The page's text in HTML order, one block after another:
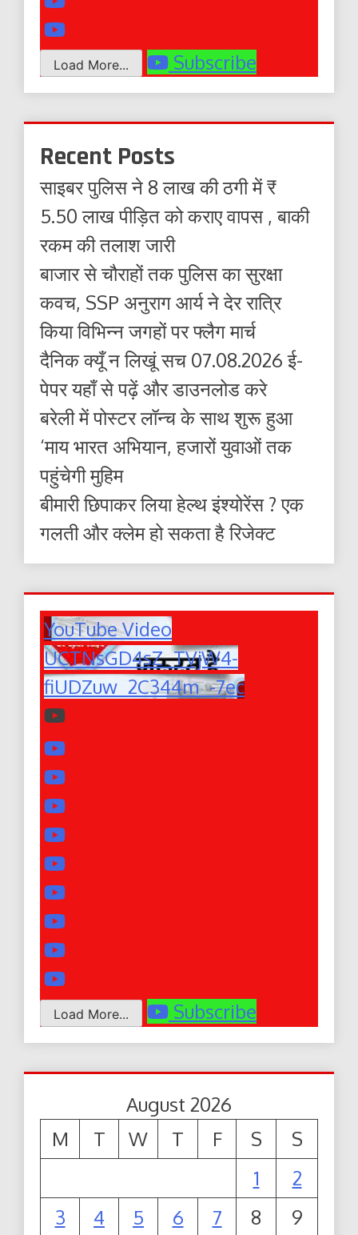
Load More... Subscribe
Recent Posts
साइबर पुलिस ने 8 लाख की ठगी में ₹
5.50 लाख पीड़ित को कराए वापस , बाकी
रकम की तलाश जारी
बाजार से चौराहों तक पुलिस का सुरक्षा
कवच, SSP अनुराग आर्य ने देर रात्रि
किया विभिन्न जगहों पर फ्लैग मार्च
दैनिक क्यूँ न लिखूं सच 07.08.2026 ई-
पेपर यहाँ से पढ़ें और डाउनलोड करे
बरेली में पोस्टर लॉन्च के साथ शुरू हुआ
‘माय भारत अभियान, हजारों युवाओं तक
पहुंचेगी मुहिम
बीमारी छिपाकर लिया हेल्थ इंश्योरेंस ? एक
गलती और क्लेम हो सकता है रिजेक्ट
YouTube Video
UCTNsGD4sZ_TVjW4-
fiUDZuw_2C344m_-7ec
Load More... Subscribe
August 2026
M
T W T F S
S
1
2
3
4 5 6 7 8 9